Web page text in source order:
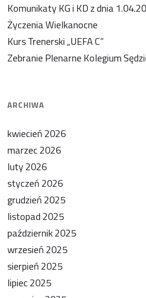
Komunikaty KG i KD z dnia
Życzenia Wielkanocne
Kurs Trenerski „UEFA C”
Zebranie Plenarne Kolegium
ARCHIWA
kwiecień 2026
marzec 2026
luty 2026
styczeń 2026
grudzień 2025
listopad 2025
październik 2025
wrzesień 2025
sierpień 2025
lipiec 2025